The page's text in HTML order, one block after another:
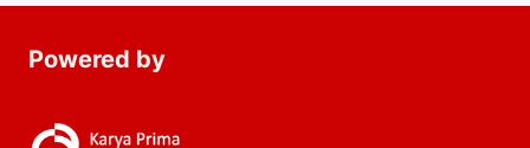
Powered by